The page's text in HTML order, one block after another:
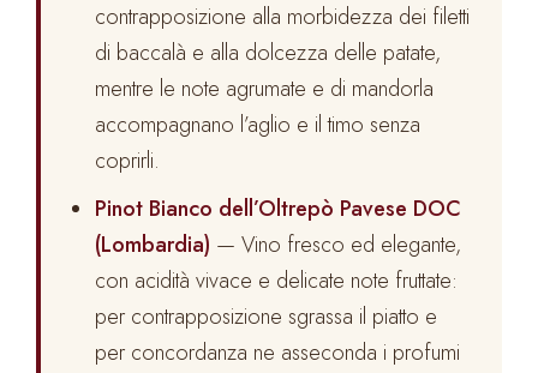
contrapposizione alla morbidezza dei filetti
di baccalà e alla dolcezza delle patate,
mentre le note agrumate e di mandorla
accompagnano l’aglio e il timo senza
coprirli.
Pinot Bianco dell’Oltrepò Pavese DOC
(Lombardia) — Vino fresco ed elegante,
con acidità vivace e delicate note fruttate:
per contrapposizione sgrassa il piatto e
per concordanza ne asseconda i profumi